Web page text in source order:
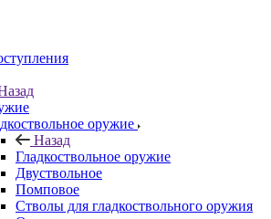
оружие
Назад
Гладкоствольное оружие
Двуствольное
Помповое
Стволы для гладкоствольного оружия